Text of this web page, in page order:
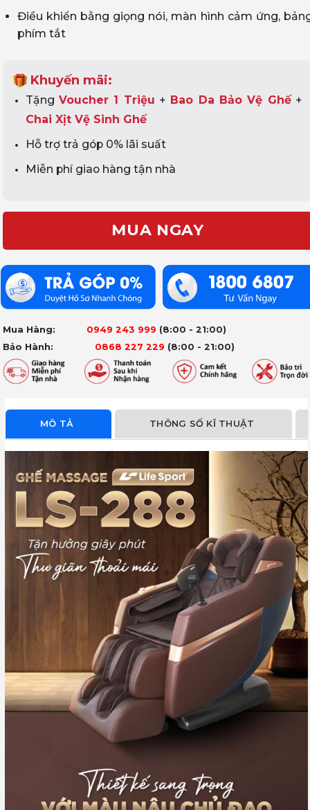
Điều khiển bằng giọng nói, màn hình cảm ứng,
phím tắt
Khuyến mãi:
TặngVoucher 1 Triệu + Bao Da Bảo Vệ Ghế+
Chai Xịt Vệ Sinh Ghế
Hỗ trợ trả góp 0% lãi suất
Miễn phí giao hàng tận nhà
MUA NGAY
Mua Hàng: 0949 243 999 (8:00 - 21:00)
Bảo Hành: 0868 227 229 (8:00 - 21:00)
MÔ TẢ THÔNG SỐ KĨ THUẬT